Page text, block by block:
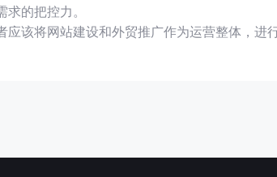
的把控力。
该将网站建设和外贸推广作为运营整体，进